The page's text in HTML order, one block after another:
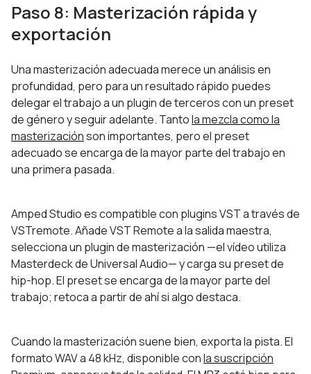
Paso 8: Masterización rápida y
exportación
Una masterización adecuada merece un análisis en
profundidad, pero para un resultado rápido puedes
delegar el trabajo a un plugin de terceros con un preset
de género y seguir adelante. Tantola mezcla como la
masterizaciónson importantes, pero el preset
adecuado se encarga de la mayor parte del trabajo en
una primera pasada.
Amped Studio es compatible con plugins VST a través de
VSTremote. Añade VST Remote a la salida maestra,
selecciona un plugin de masterización —el vídeo utiliza
Masterdeck de Universal Audio— y carga su preset de
hip-hop. El preset se encarga de la mayor parte del
trabajo; retoca a partir de ahí si algo destaca.
Cuando la masterización suene bien, exporta la pista. El
formato WAV a 48 kHz, disponible conla suscripción